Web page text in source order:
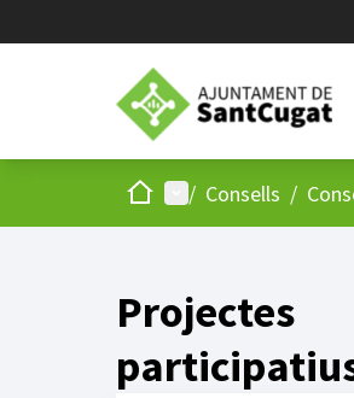
Inici Menú principal
/ Consells /
Projectes